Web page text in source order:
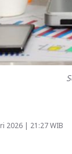
2026 | 21:27 WIB